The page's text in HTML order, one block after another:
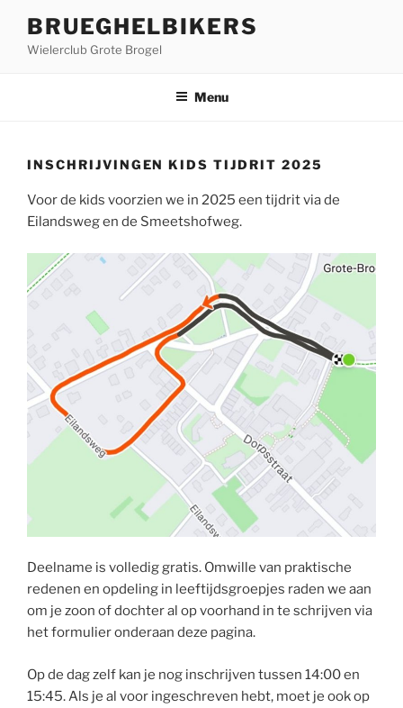
BRUEGHELBIKERS
Wielerclub Grote Brogel
Menu
INSCHRIJVINGEN KIDS TIJDRIT 2025
Voor de kids voorzien we in 2025 een tijdrit via de
Eilandsweg en de Smeetshofweg.
Deelname is volledig gratis. Omwille van praktische
redenen en opdeling in leeftijdsgroepjes raden we aan
om je zoon of dochter al op voorhand in te schrijven via
het formulier onderaan deze pagina.
Op de dag zelf kan je nog inschrijven tussen 14:00 en
15:45. Als je al voor ingeschreven hebt, moet je ook op